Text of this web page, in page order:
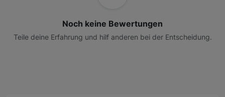
Noch keine Bewertungen
Teile deine Erfahrung und hilf anderen bei der Entscheidung.